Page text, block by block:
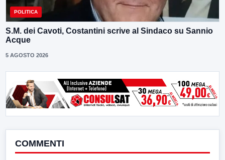
POLITICA
S.M. dei Cavoti, Costantini scrive al Sindaco su Sannio
Acque
5 AGOSTO 2026
COMMENTI